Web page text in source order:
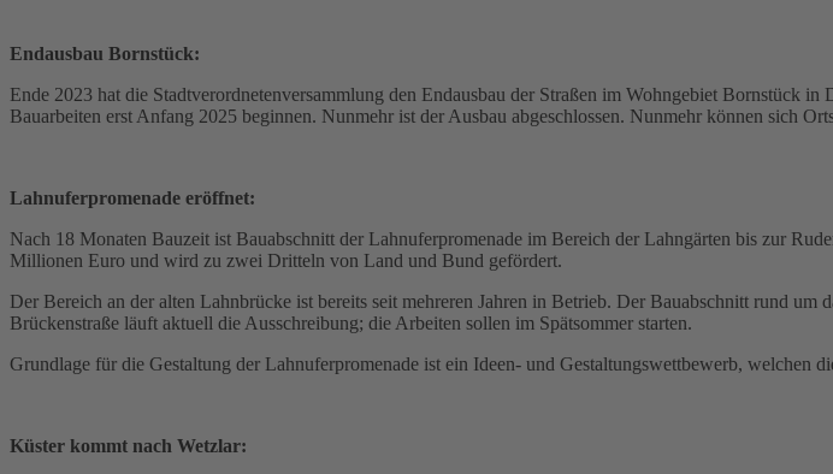
Endausbau Bornstück:
Ende 2023 hat die Stadtverordnetenversammlung den Endausbau der Straßen im Wohngebiet Bornstück
Bauarbeiten erst Anfang 2025 beginnen. Nunmehr ist der Ausbau abgeschlossen. Nunmehr können sich
Lahnuferpromenade eröffnet:
Nach 18 Monaten Bauzeit ist Bauabschnitt der Lahnuferpromenade im Bereich der Lahngärten bis zur
Millionen Euro und wird zu zwei Dritteln von Land und Bund gefördert.
Der Bereich an der alten Lahnbrücke ist bereits seit mehreren Jahren in Betrieb. Der Bauabschnitt rund
Brückenstraße läuft aktuell die Ausschreibung; die Arbeiten sollen im Spätsommer starten.
Grundlage für die Gestaltung der Lahnuferpromenade ist ein Ideen- und Gestaltungswettbewerb, welchen
Küster kommt nach Wetzlar: